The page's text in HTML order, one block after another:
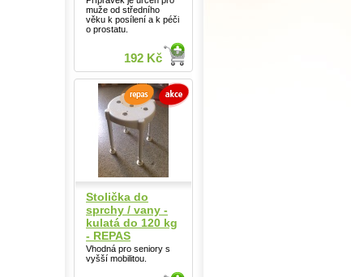
muže od středního
věku k posílení a k péči
o prostatu.
192 Kč
Stolička do
sprchy / vany -
kulatá do 120 kg
- REPAS
Vhodná pro seniory s
vyšší mobilitou.